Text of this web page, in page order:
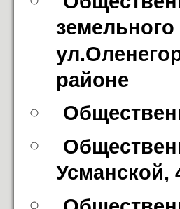
районе
Усманской,